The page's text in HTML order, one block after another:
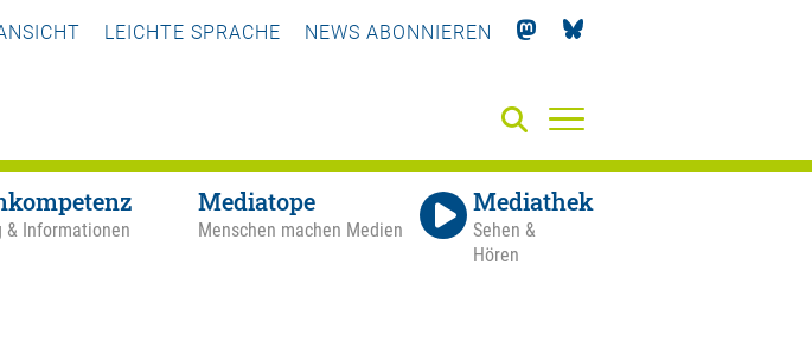
LEICHTE SPRACHE NEWS ABONNIEREN
& Informationen
Mediatope
Menschen machen Medien
Mediathek
Sehen &
Hören